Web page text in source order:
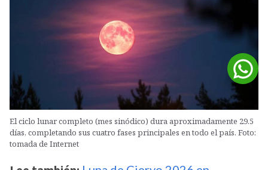
El ciclo lunar completo (mes sinódico) dura aproximadamente 29.5
días, completando sus cuatro fases principales en todo el país. Foto:
tomada de Internet